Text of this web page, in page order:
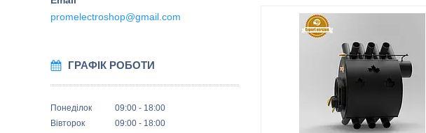
promelectroshop@gmail.com
ГРАФІК РОБОТИ
Понеділок 09:00
18:00
Вівторок
09:00
18:00